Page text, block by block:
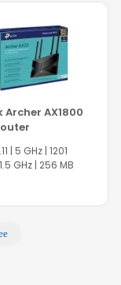
Archer AX1800
| 5 GHz | 1201
GHz | 256 MB